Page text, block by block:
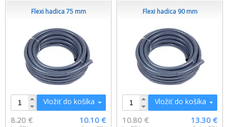
Flexi hadica 75 mm
Vložiť do košíka
8.20 € 10.10 €
Flexi hadica 90 mm
Vložiť do košíka
10.80 € 13.30 €